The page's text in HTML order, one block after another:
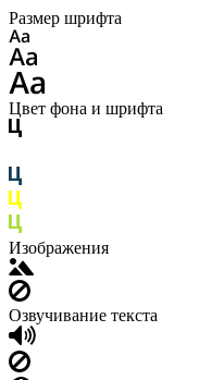
Размер шрифта
Цвет фона и шрифта
Изображения
Озвучивание текста